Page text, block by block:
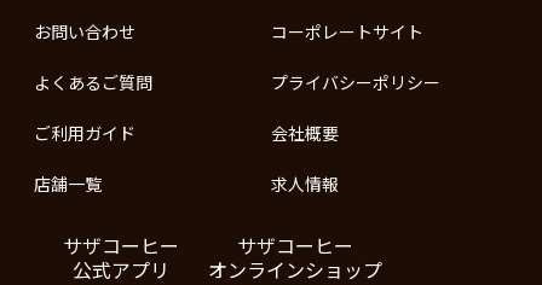
お問い合わせ
よくあるご質問
ご利用ガイド
店舗一覧
コーポレートサイト
プライバシーポリシー
会社概要
求人情報
サザコーヒー
公式アプリ
サザコーヒー
オンラインショップ